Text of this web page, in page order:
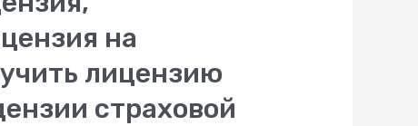
на
лицензию
страховой